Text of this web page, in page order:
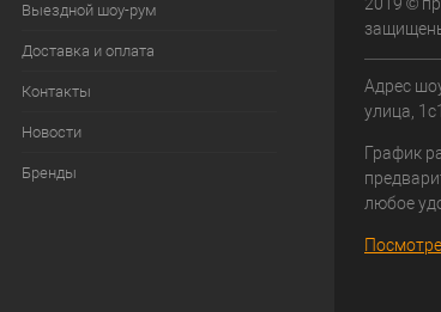
Выездной шоу-рум
Доставка и оплата
Контакты
Новости
Бренды
Адрес
улица,
График
любое